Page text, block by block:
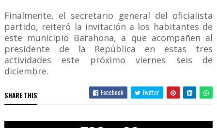
Finalmente, el secretario general del oficialista
partido, reiteró la invitación a los habitantes de
este municipio Barahona, a que acompañen al
presidente de la República en estas tres
actividades este próximo viernes seis de
diciembre.
SHARE THIS Facebook Twitter